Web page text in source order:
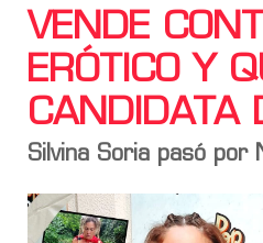
VENDE
ERÓTICO Y
CANDIDATA
Silvina Soria pasó por